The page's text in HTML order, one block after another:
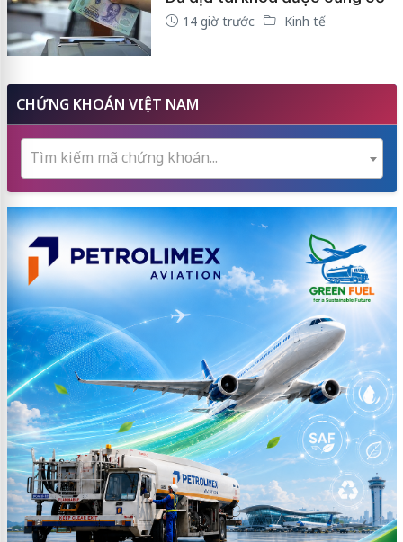
14 giờ trước Kinh tế
CHỨNG KHOÁN VIỆT NAM
Tìm kiếm mã chứng khoán...